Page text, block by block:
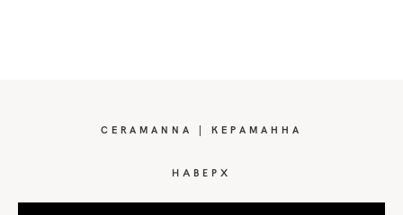
CERAMANNA | КЕРАМАННА
НАВЕРХ